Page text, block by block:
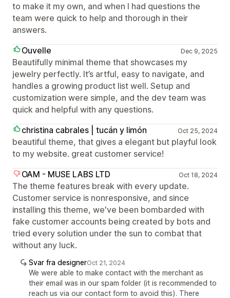
to make it my own, and when I had questions the
team were quick to help and thorough in their
answers.
Ouvelle
Dec 9, 2025
Beautifully minimal theme that showcases my
jewelry perfectly. It’s artful, easy to navigate, and
handles a growing product list well. Setup and
customization were simple, and the dev team was
quick and helpful with any questions.
christina cabrales | tucán y limón
Oct 25, 2024
beautiful theme, that gives a elegant but playful look
to my website. great customer service!
OAM - MUSE LABS LTD
Oct 18, 2024
The theme features break with every update.
Customer service is nonresponsive, and since
installing this theme, we've been bombarded with
fake customer accounts being created by bots and
tried every solution under the sun to combat that
without any luck.
Svar fra designerOct 21, 2024
We were able to make contact with the merchant as
their email was in our spam folder (it is recommended to
reach us via our contact form to avoid this). There